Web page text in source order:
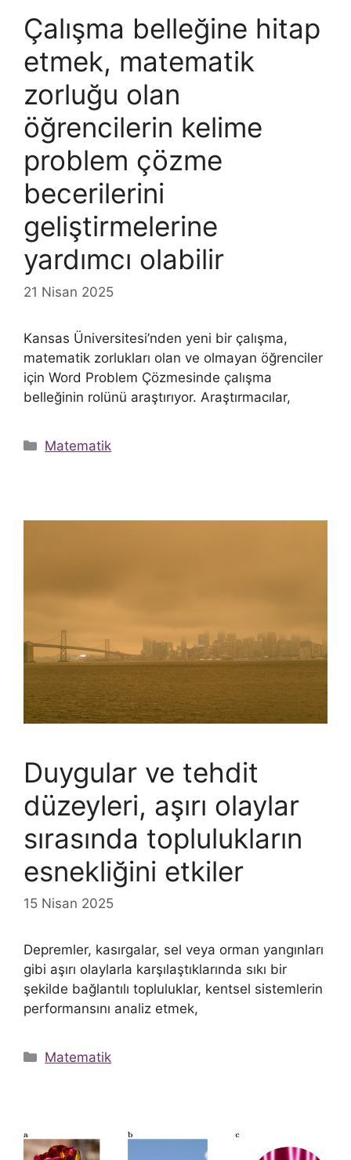
Çalışma belleğine hitap
etmek, matematik
zorluğu olan
öğrencilerin kelime
problem çözme
becerilerini
geliştirmelerine
yardımcı olabilir
21 Nisan 2025
Kansas Üniversitesi’nden yeni bir çalışma,
matematik zorlukları olan ve olmayan öğrenciler
için Word Problem Çözmesinde çalışma
belleğinin rolünü araştırıyor. Araştırmacılar,
Kategoriler
Matematik
Duygular ve tehdit
düzeyleri, aşırı olaylar
sırasında toplulukların
esnekliğini etkiler
15 Nisan 2025
Depremler, kasırgalar, sel veya orman yangınları
gibi aşırı olaylarla karşılaştıklarında sıkı bir
şekilde bağlantılı topluluklar, kentsel sistemlerin
performansını analiz etmek,
Kategoriler
Matematik